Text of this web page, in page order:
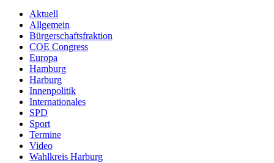
Aktuell
Allgemein
Bürgerschaftsfraktion
COE Congress
Europa
Hamburg
Harburg
Innenpolitik
Internationales
SPD
Sport
Termine
Video
Wahlkreis Harburg